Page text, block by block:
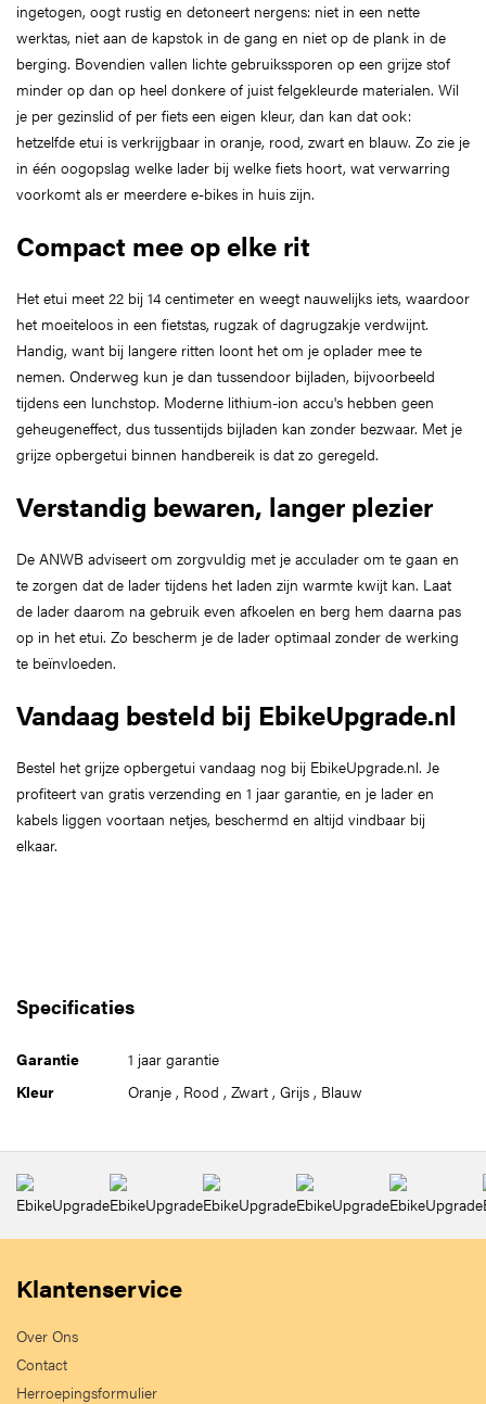
ingetogen, oogt rustig en detoneert nergens: niet in een nette
werktas, niet aan de kapstok in de gang en niet op de plank in de
berging. Bovendien vallen lichte gebruikssporen op een grijze stof
minder op dan op heel donkere of juist felgekleurde materialen. Wil
je per gezinslid of per fiets een eigen kleur, dan kan dat ook:
hetzelfde etui is verkrijgbaar in oranje, rood, zwart en blauw. Zo zie je
in één oogopslag welke lader bij welke fiets hoort, wat verwarring
voorkomt als er meerdere e-bikes in huis zijn.
Compact mee op elke rit
Het etui meet 22 bij 14 centimeter en weegt nauwelijks iets, waardoor
het moeiteloos in een fietstas, rugzak of dagrugzakje verdwijnt.
Handig, want bij langere ritten loont het om je oplader mee te
nemen. Onderweg kun je dan tussendoor bijladen, bijvoorbeeld
tijdens een lunchstop. Moderne lithium-ion accu's hebben geen
geheugeneffect, dus tussentijds bijladen kan zonder bezwaar. Met je
grijze opbergetui binnen handbereik is dat zo geregeld.
Verstandig bewaren, langer plezier
De ANWB adviseert om zorgvuldig met je acculader om te gaan en
te zorgen dat de lader tijdens het laden zijn warmte kwijt kan. Laat
de lader daarom na gebruik even afkoelen en berg hem daarna pas
op in het etui. Zo bescherm je de lader optimaal zonder de werking
te beïnvloeden.
Vandaag besteld bij EbikeUpgrade.nl
Bestel het grijze opbergetui vandaag nog bij EbikeUpgrade.nl. Je
profiteert van gratis verzending en 1 jaar garantie, en je lader en
kabels liggen voortaan netjes, beschermd en altijd vindbaar bij
elkaar.
Specificaties
Garantie
1 jaar garantie
Kleur
Oranje , Rood , Zwart , Grijs , Blauw
Klantenservice
Over Ons
Contact
Herroepingsformulier